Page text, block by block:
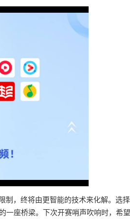
制，终将由更智能的技术来化解。选
一座桥梁。下次开赛哨声吹响时，希